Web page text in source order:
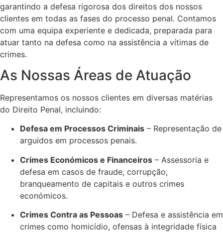
garantindo a defesa rigorosa dos direitos dos nossos
clientes em todas as fases do processo penal. Contamos
com uma equipa experiente e dedicada, preparada para
atuar tanto na defesa como na assistência a vítimas de
crimes.
As Nossas Áreas de Atuação
Representamos os nossos clientes em diversas matérias
do Direito Penal, incluindo:
Defesa em Processos Criminais – Representação de
arguidos em processos penais.
Crimes Económicos e Financeiros – Assessoria e
defesa em casos de fraude, corrupção,
branqueamento de capitais e outros crimes
económicos.
Crimes Contra as Pessoas – Defesa e assistência em
crimes como homicídio, ofensas à integridade física